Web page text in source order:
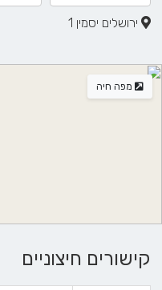
ירושלים יסמין 1
מפה חיה
קישורים חיצוניים